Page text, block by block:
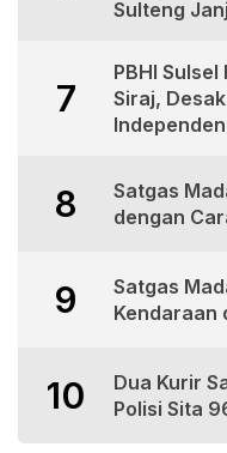
Sulteng
7
PBHI
Siraj,
Independen
8
Satgas
dengan
9
Satgas
Kendaraan
10
Dua Kurir
Polisi Sita